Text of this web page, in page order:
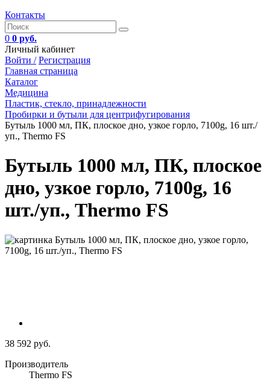
Контакты
0 0 руб.
Личный кабинет
Войти / Регистрация
Главная страница
Каталог
Медицина
Пластик, стекло, принадлежности
Пробирки и бутыли для центрифугирования
Бутыль 1000 мл, ПК, плоское дно, узкое горло, 7100g, 16 шт./
уп., Thermo FS
Бутыль 1000 мл, ПК, плоское
дно, узкое горло, 7100g, 16
шт./уп., Thermo FS
38 592 руб.
Производитель
Thermo FS